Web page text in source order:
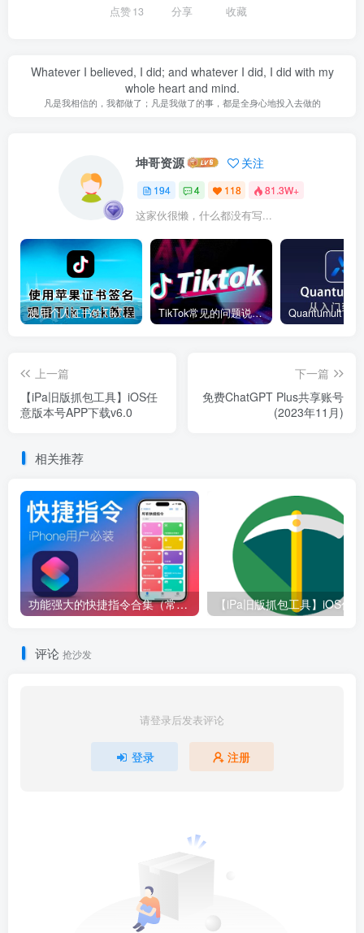
点赞13 分享 收藏
Whatever I believed, I did; and whatever I did, I did with my
whole heart and mind.
凡是我相信的，我都做了；凡是我做了的事，都是全身心地投入去做的
坤哥资源 关注
194 4 118 81.3W+
这家伙很懒，什么都没有写...
使用个人证书给TikTok签名安装(视频) TikTok常见的问题说明和解决方法
上一篇
【iPa旧版抓包工具】iOS任
意版本号APP下载v6.0
下一篇
免费ChatGPT Plus共享账号
(2023年11月)
相关推荐
功能强大的快捷指令合集（常用）
评论 抢沙发
请登录后发表评论
登录 注册